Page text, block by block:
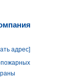
адрес]
пожарных